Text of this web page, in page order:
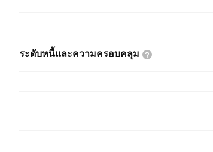
ระดับหนี้และความครอบคลุม